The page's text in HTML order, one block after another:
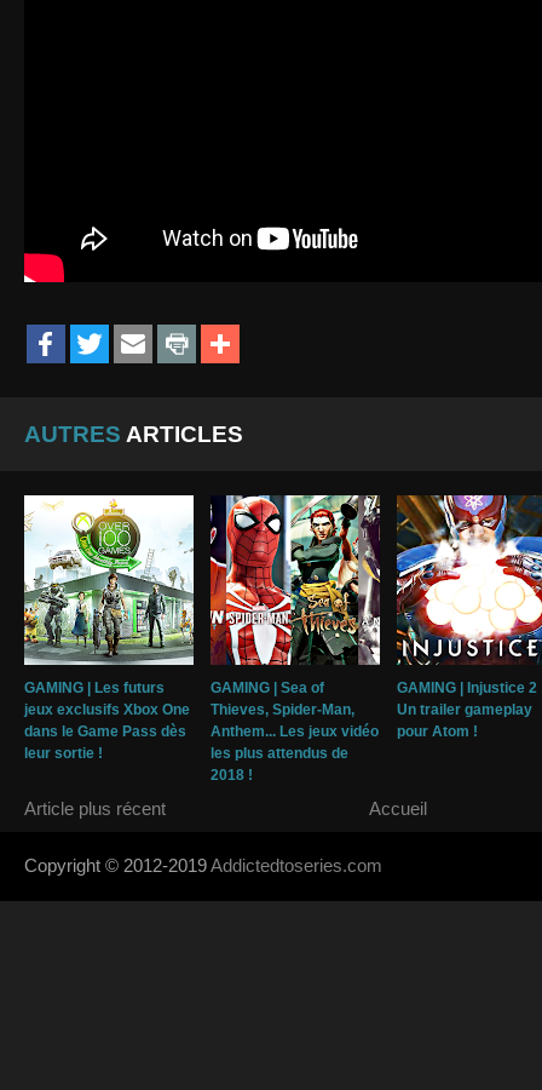
AUTRES ARTICLES
GAMING | Les futurs
jeux exclusifs Xbox One
dans le Game Pass dès
leur sortie !
GAMING | Sea of
Thieves, Spider-Man,
Anthem... Les jeux vidéo
les plus attendus de
2018 !
GAMING | Injustice 2
Un trailer gameplay
pour Atom !
Article plus récent Accueil
Copyright © 2012-2019Addictedtoseries.com